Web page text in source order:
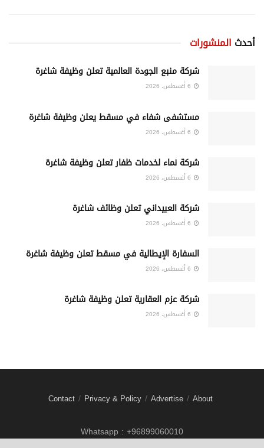
أحدث المنشورات
شركة منبع الجودة العالمية تعلن وظيفة شاغرة
مستشفى شفاء في مسقط يعلن وظيفة شاغرة
شركة نماء لخدمات ظفار تعلن وظيفة شاغرة
شركة العبيداني تعلن وظائف شاغرة
السفارة الإيطالية في مسقط تعلن وظيفة شاغرة
شركة عزم العقارية تعلن وظيفة شاغرة
About
Advertise
Privacy & Policy
Contact
Whatsapp : +96899060010